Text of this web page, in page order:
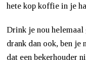
hete kop koffie in je
Drink je nou
drank dan ook, ben
dat een bekerhouder